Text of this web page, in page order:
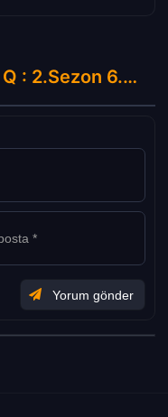
The L Word Generation Q : 2.Sezon 6.Bölüm Hakkında Yorumlar